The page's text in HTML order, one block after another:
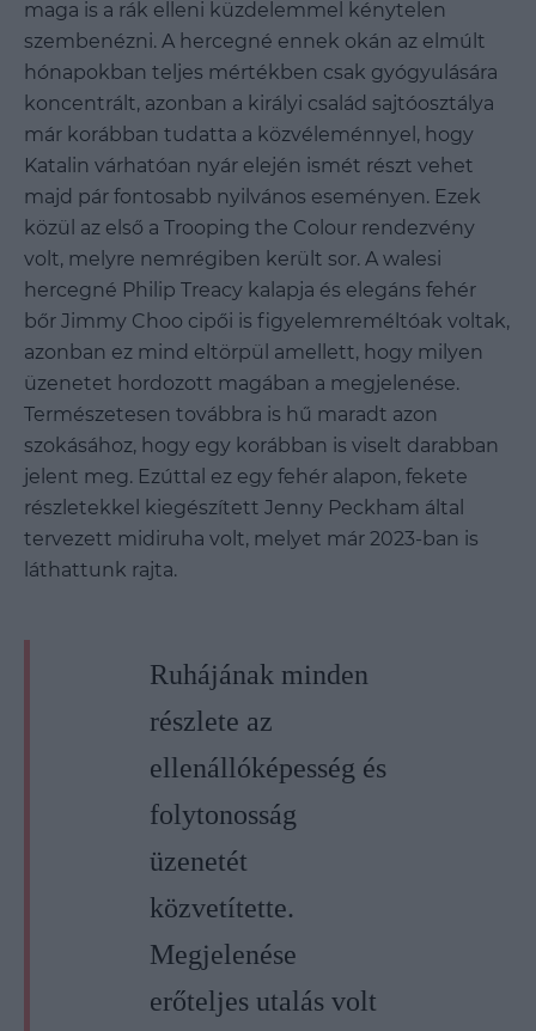
maga is a rák elleni küzdelemmel kénytelen
szembenézni. A hercegné ennek okán az elmúlt
hónapokban teljes mértékben csak gyógyulására
koncentrált, azonban a királyi család sajtóosztálya
már korábban tudatta a közvéleménnyel, hogy
Katalin várhatóan nyár elején ismét részt vehet
majd pár fontosabb nyilvános eseményen. Ezek
közül az első a Trooping the Colour rendezvény
volt, melyre nemrégiben került sor. A walesi
hercegné Philip Treacy kalapja és elegáns fehér
bőr Jimmy Choo cipői is figyelemreméltóak voltak,
azonban ez mind eltörpül amellett, hogy milyen
üzenetet hordozott magában a megjelenése.
Természetesen továbbra is hű maradt azon
szokásához, hogy egy korábban is viselt darabban
jelent meg. Ezúttal ez egy fehér alapon, fekete
részletekkel kiegészített Jenny Peckham által
tervezett midiruha volt, melyet már 2023-ban is
láthattunk rajta.
Ruhájának minden
részlete az
ellenállóképesség és
folytonosság
üzenetét
közvetítette.
Megjelenése
erőteljes utalás volt